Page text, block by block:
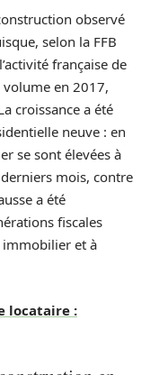
observé
selon la FFB
française de
en 2017,
croissance a été
neuve : en
se sont élevées à
mois, contre
a été
fiscales
immobilier et à
locataire :